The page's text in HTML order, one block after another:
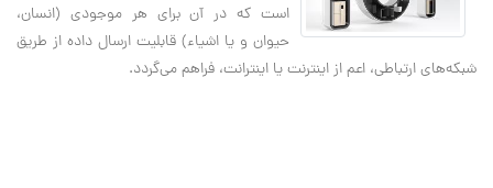
است که در آن برای هر موجودی (انسان،
حیوان و یا اشیاء) قابلیت ارسال داده از طریق
شبکه‌های ارتباطی، اعم از اینترنت یا اینترانت، فراهم می‌گردد.